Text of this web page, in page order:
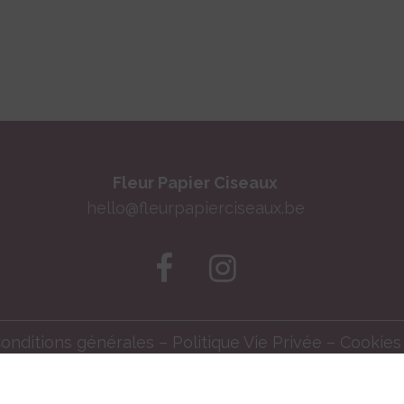
Fleur Papier Ciseaux
hello@fleurpapierciseaux.be
générales – Politique Vie Privée – Cookies